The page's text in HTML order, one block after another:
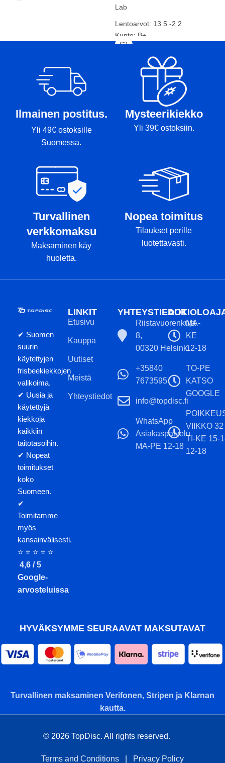
Lab
Lentoarvot: 13 5 -2 2
Kunto: B+
Paino: 177g
Tussit: Rimmi, Kansi
Ilmainen postitus.
Yli 49€ ostoksille
Suomessa.
Mysteerikiekko
Yli 39€ ostoksiin.
Turvallinen
verkkomaksu
Maksaminen käy
huoletta.
Nopea toimitus
Tilaukset perille
luotettavasti.
✔ Suomen
suurin
käytettyjen
frisbeekiekkojen
valikoima.
✔ Uusia ja
käytettyjä
kiekkoja
kaikkiin
taitotasoihin.
✔ Nopeat
toimitukset
koko
Suomeen.
✔
Toimitamme
myös
kansainvälisesti.
⭐ ⭐ ⭐ ⭐ ⭐
4,6 / 5
Google-
arvosteluissa
LINKIT
Etusivu
Kauppa
Uutiset
Meistä
Yhteystiedot
YHTEYSTIEDOT
Riistavuorenkuja
8,
00320 Helsinki
+35840
7673595
info@topdisc.fi
WhatsApp
Asiakaspalvelu
MA-PE 12-18
MA-
KE
12-18
TO-PE
KATSO
GOOGLE
VIIKKO 32
TI-KE 15-
12-18
HYVÄKSYMME SEURAAVAT MAKSUTAVAT
Turvallinen maksaminen Verifonen, Stripen ja Klarnan
kautta.
© 2026 TopDisc. All rights reserved.
Terms and Conditions Privacy Policy